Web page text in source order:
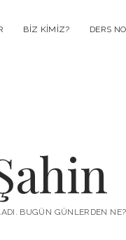
BIZ KIMIZ? DERS
BUGÜN GÜNLERDEN NE?